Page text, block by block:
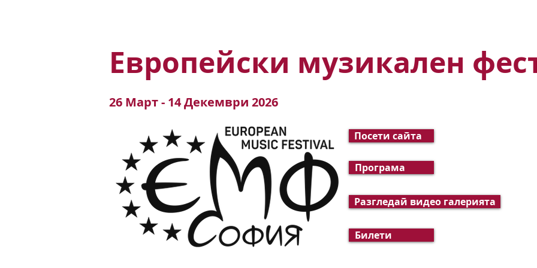
Европейски музикален
26 Март - 14 Декември 2026
Посети сайта
Програма
Разгледай видео галерията
Билети